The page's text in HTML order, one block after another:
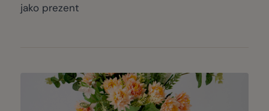
jako prezent